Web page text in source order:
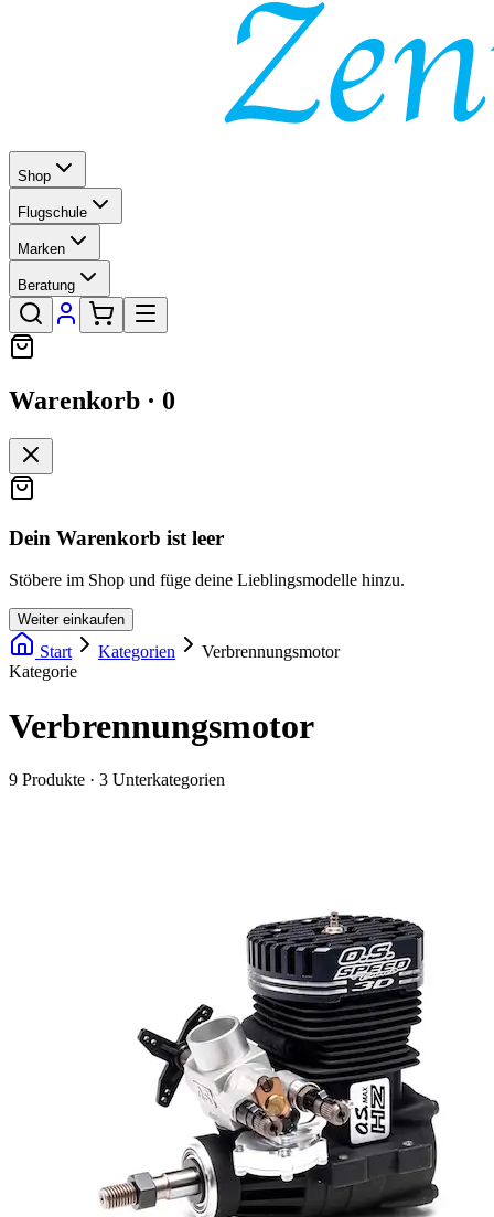
Shop
Flugschule
Marken
Beratung
Warenkorb · 0
Dein Warenkorb ist leer
Stöbere im Shop und füge deine Lieblingsmodelle hinzu.
Weiter einkaufen
Start Kategorien
Verbrennungsmotor
Kategorie
Verbrennungsmotor
9 Produkte · 3 Unterkategorien